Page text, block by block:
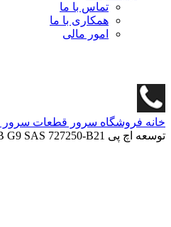
تماس با ما
همکاری با ما
امور مالی
خانه فروشگاه سرور قطعات سرور
توسعه اچ پی 12GB G9 SAS 727250-B21